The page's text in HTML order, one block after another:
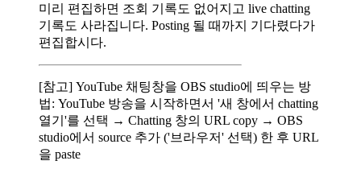
미리 편집하면 조회 기록도 없어지고 live chatting
기록도 사라집니다. Posting 될 때까지 기다렸다가
편집합시다.
[참고] YouTube 채팅창을 OBS studio에 띄우는 방
법: YouTube 방송을 시작하면서 '새 창에서 chatting
열기'를 선택 → Chatting 창의 URL copy → OBS
studio에서 source 추가 ('브라우저' 선택) 한 후 URL
을 paste